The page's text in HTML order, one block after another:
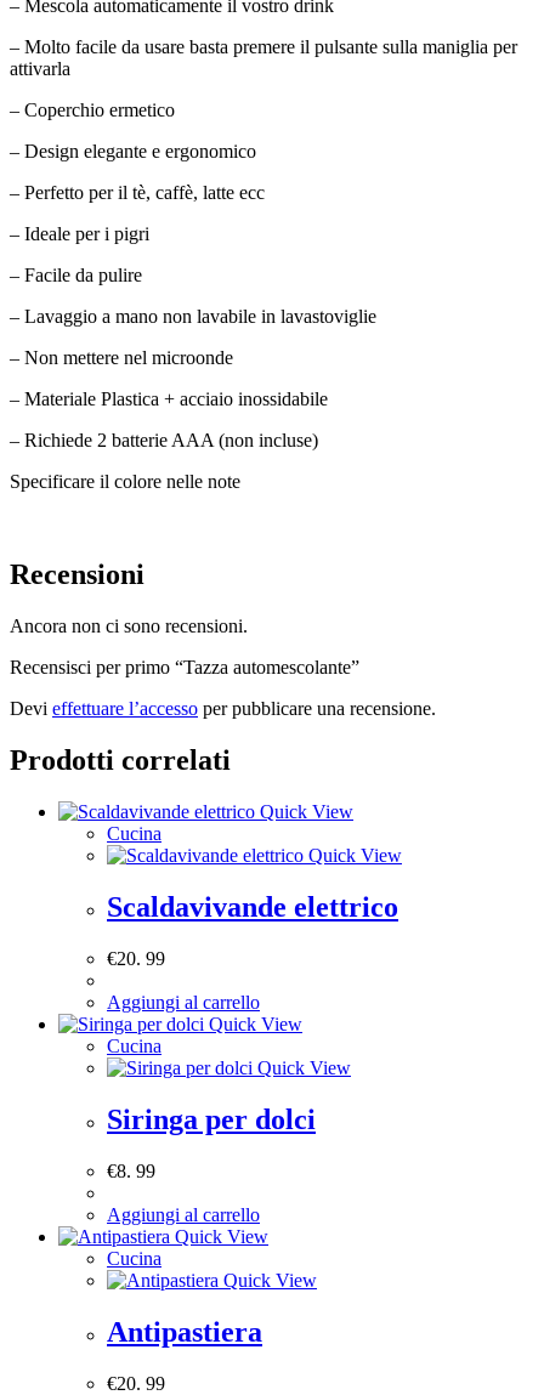
– Mescola automaticamente il vostro drink
– Molto facile da usare basta premere il pulsante sulla maniglia per
attivarla
– Coperchio ermetico
– Design elegante e ergonomico
– Perfetto per il tè, caffè, latte ecc
– Ideale per i pigri
– Facile da pulire
– Lavaggio a mano non lavabile in lavastoviglie
– Non mettere nel microonde
– Materiale Plastica + acciaio inossidabile
– Richiede 2 batterie AAA (non incluse)
Specificare il colore nelle note
Recensioni
Ancora non ci sono recensioni.
Recensisci per primo “Tazza automescolante”
Devi effettuare l’accesso per pubblicare una recensione.
Prodotti correlati
Quick View
Cucina
Quick View
Scaldavivande elettrico
€20. 99
Aggiungi al carrello
Quick View
Cucina
Quick View
Siringa per dolci
€8. 99
Aggiungi al carrello
Quick View
Cucina
Quick View
Antipastiera
€20. 99